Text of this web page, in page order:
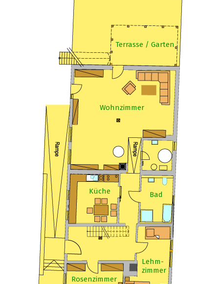
Terrasse / Garten
Wohnzimmer
Küche Bad
Rosenzimmer
Lehm-
zimmer